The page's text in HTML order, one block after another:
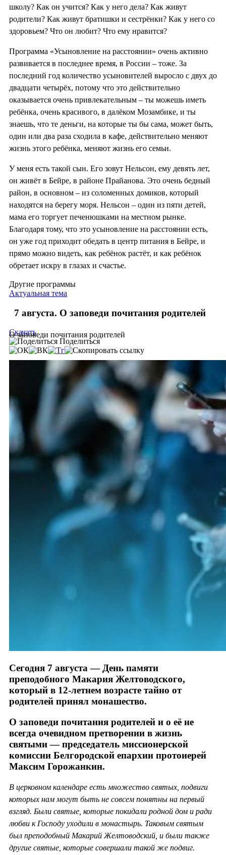
школу? Как он учится? Как у него дела? Как живут
родители? Как живут братишки и сестрёнки? Как у него со
здоровьем? Что он любит? Что ему нравится?
Программа «Усыновление на расстоянии» очень активно
развивается в последнее время, в России – тоже. За
последний год количество усыновителей выросло с двух до
двадцати четырёх, потому что это действительно
оказывается очень привлекательным – ты можешь иметь
ребёнка, очень красивого, в далёком Мозамбике, и ты
знаешь, что те деньги, на которые ты бы сама, может быть,
один или два раза сходила в кафе, действительно меняют
жизнь этого ребёнка, меняют жизнь его семьи.
У меня есть такой сын. Его зовут Нельсон, ему девять лет,
он живёт в Бейре, в районе Прайанова. Это очень бедный
район, в основном – из соломенных домиков, который
находятся на берегу моря. Нельсон – один из пяти детей,
мама его торгует печенюшками на местном рынке.
Благодаря тому, что это усыновление на расстоянии есть,
он уже год приходит обедать в центр питания в Бейре, и
прямо можно видеть, как ребёнок растёт, и как ребёнок
обретает искру в глазах и счастье.
Другие программы
Актуальная тема
7 августа. О заповеди почитания родителей
О заповеди почитания родителей
Скачать
Поделиться
Сегодня 7 августа — День памяти
преподобного Макария Желтоводского,
который в 12-летнем возрасте тайно от
родителей принял монашество.
О заповеди почитания родителей и о её не
всегда очевидном претворении в жизнь
святыми — председатель миссионерской
комиссии Белгородской епархии протоиерей
Максим Горожанкин.
В церковном календаре есть множество святых, подвиги
которых нам могут быть не совсем понятны на первый
взгляд. Были святые, которые покидали родной дом и ради
любви к Господу уходили в монастырь. Таковым святым
был преподобный Макарий Желтоводский, и были также
другие святые, которые совершали такой же подвиг.